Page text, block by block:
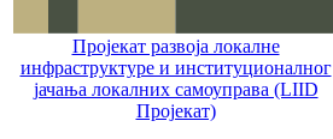
Пројекат развоја локалне
инфраструктуре и институционалног
јачања локалних самоуправa (LIID
Пројекат)